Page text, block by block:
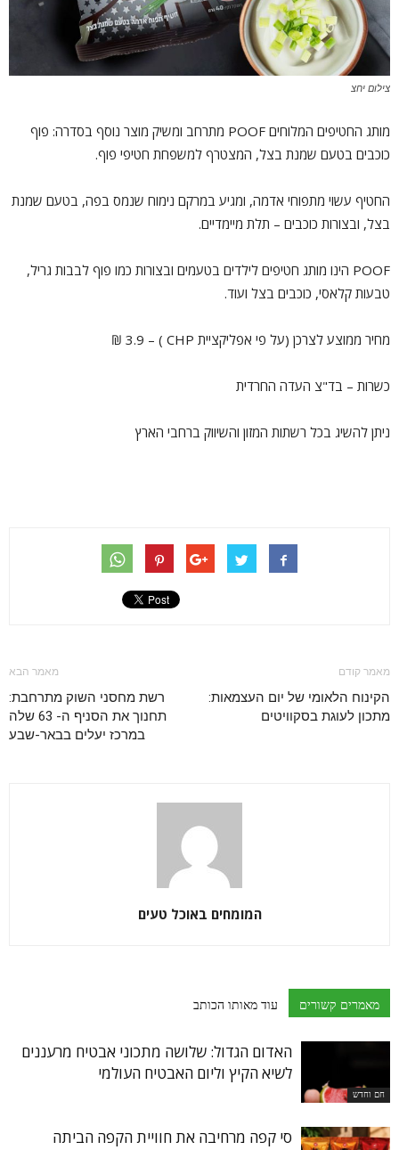
צילום יחצ
מותג החטיפים המלוחים POOF מתרחב ומשיק מוצר נוסף בסדרה: פוף
כוכבים בטעם שמנת בצל, המצטרף למשפחת חטיפי פוף.
החטיף עשוי מתפוחי אדמה, ומגיע במרקם נימוח שנמס בפה, בטעם שמנת
בצל, ובצורות כוכבים – תלת מיימדיים.
POOF הינו מותג חטיפים לילדים בטעמים ובצורות כמו פוף לבבות גריל,
טבעות קלאסי, כוכבים בצל ועוד.
מחיר ממוצע לצרכן (על פי אפליקציית CHP ) – 3.9 ₪
כשרות – בד"צ העדה החרדית
ניתן להשיג בכל רשתות המזון והשיווק ברחבי הארץ
מאמר קודם
הקינוח הלאומי של יום העצמאות:
מתכון לעוגת בסקוויטים
מאמר הבא
רשת מחסני השוק מתרחבת:
תחנוך את הסניף ה- 63 שלה
במרכז יעלים בבאר-שבע
המומחים באוכל טעים
מאמרים קשורים עוד מאותו הכותב
חם וחדש
האדום הגדול: שלושה מתכוני אבטיח מרעננים
לשיא הקיץ וליום האבטיח העולמי
סי קפה מרחיבה את חוויית הקפה הביתה